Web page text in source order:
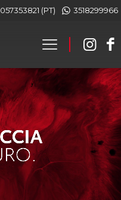
057353821 (PT) 3518299966